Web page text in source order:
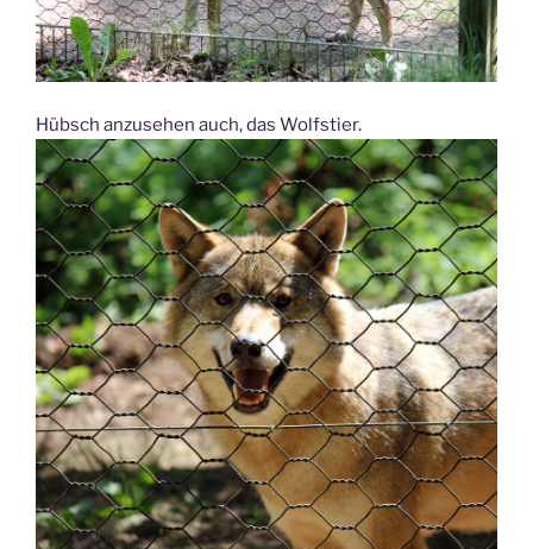
Hübsch anzusehen auch, das Wolfstier.